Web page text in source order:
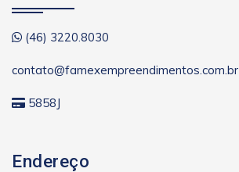
(46) 3220.8030
contato@famexempreendimentos.com.br
5858J
Endereço